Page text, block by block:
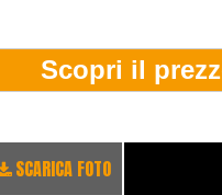
SCARICA FOTO